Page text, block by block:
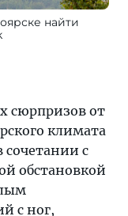
найти
сюрпризов от
климата
сочетании с
обстановкой
с ног,